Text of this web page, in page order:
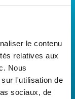
le contenu
relatives aux
Nous
l'utilisation de
sociaux, de
de
proche de